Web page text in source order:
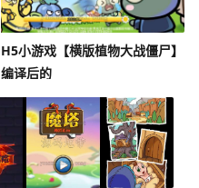
H5小游戏【横版植物大战僵尸】
编译后的